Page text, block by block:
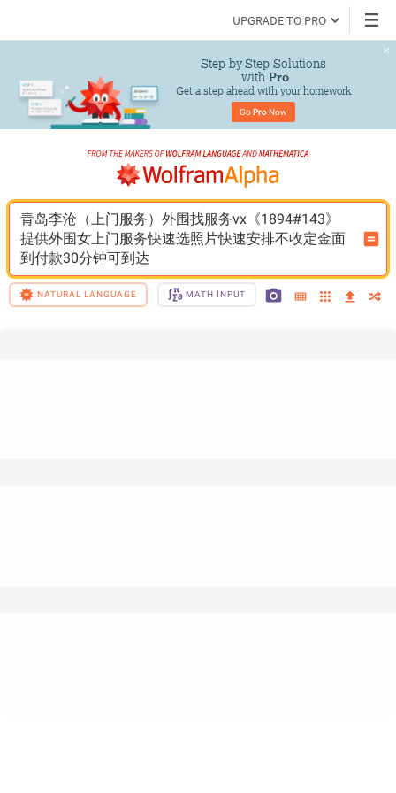
UPGRADE TO PRO
Step-by-Step Solutions
with Pro
Get a step ahead with your homework
Go Pro Now
青岛李沧（上门服务）外围找服务vx《1894#143》
提供外围女上门服务快速选照片快速安排不收定金面
到付款30分钟可到达
NATURAL LANGUAGE MATH INPUT